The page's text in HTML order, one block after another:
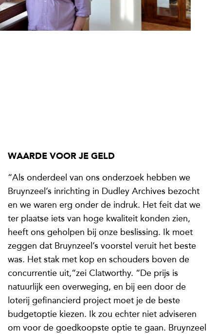
WAARDE VOOR JE GELD
“Als onderdeel van ons onderzoek hebben we
Bruynzeel’s inrichting in Dudley Archives bezocht
en we waren erg onder de indruk. Het feit dat we
ter plaatse iets van hoge kwaliteit konden zien,
heeft ons geholpen bij onze beslissing. Ik moet
zeggen dat Bruynzeel’s voorstel veruit het beste
was. Het stak met kop en schouders boven de
concurrentie uit,“zei Clatworthy. “De prijs is
natuurlijk een overweging, en bij een door de
loterij gefinancierd project moet je de beste
budgetoptie kiezen. Ik zou echter niet adviseren
om voor de goedkoopste optie te gaan. Bruynzeel